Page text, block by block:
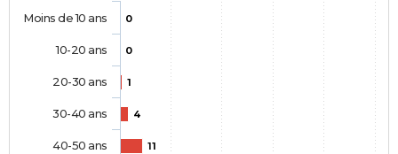
0
0
1
4
11
Moins de 10 ans
10-20 ans
20-30 ans
30-40 ans
40-50 ans